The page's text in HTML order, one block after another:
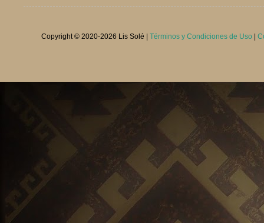
Copyright © 2020-2026 Lis Solé | Términos y Condiciones de Uso